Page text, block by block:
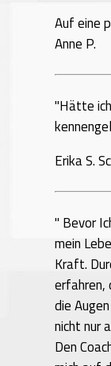
Auf eine
Anne P.
"Hätte
Erika S.
" Bevor
mein
Kraft.
erfahren,
die
nicht nur
Den